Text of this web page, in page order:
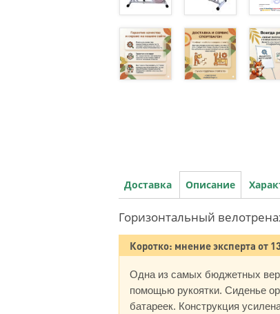
Доставка Описание
Горизонтальный
Коротко: мнение эксперта от
Одна из самых бюджетных
помощью рукоятки. Сиденье
батареек. Конструкция